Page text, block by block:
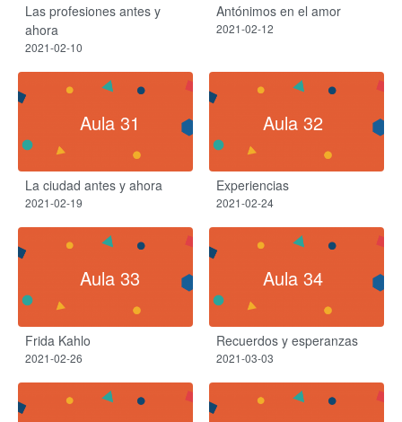
Las profesiones antes y
ahora​
2021-02-10
Antónimos en el amor
2021-02-12
Aula 31
La ciudad antes y ahora
2021-02-19
Aula 32
Experiencias
2021-02-24
Aula 33
Frida Kahlo
2021-02-26
Aula 34
Recuerdos y esperanzas
2021-03-03